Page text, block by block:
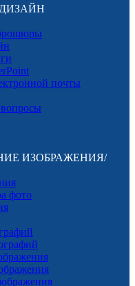
почты
ИЗОБРАЖЕНИЯ/
фото